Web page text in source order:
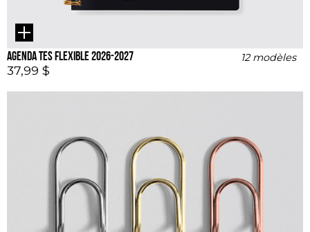
Agenda TES flexible 2026-2027 12 modèles
37,99 $